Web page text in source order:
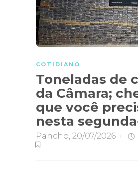
COTIDIANO
Toneladas de
da Câmara;
que você
nesta
Pancho 20/07/2026